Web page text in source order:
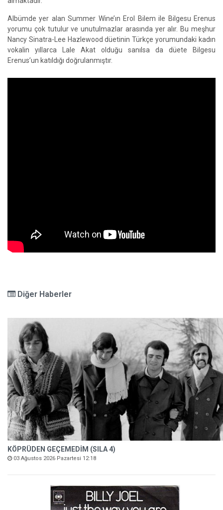
Albümde yer alan Summer Wine’ın Erol Bilem ile Bilgesu Erenus
yorumu çok tutulur ve unutulmazlar arasında yer alır. Bu meşhur
Nancy Sinatra-Lee Hazlewood düetinin Türkçe yorumundaki kadın
vokalin yıllarca Lale Akat olduğu sanılsa da düete Bilgesu
Erenus’un katıldığı doğrulanmıştır.
Diğer Haberler
KÖPRÜDEN GEÇEMEDİM (SILA 4)
03 Ağustos 2026 Pazartesi 12:18